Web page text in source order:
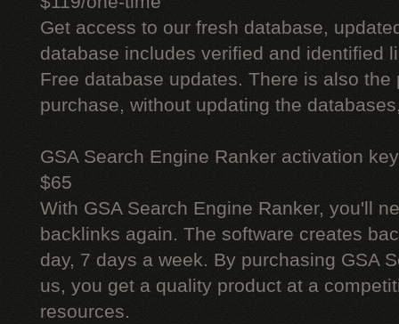
Get access to our fresh database,
database includes verified and identified
Free database updates. There is also
purchase, without updating the
GSA Search Engine Ranker activation key
$65
With GSA Search Engine Ranker, you'll
backlinks again. The software creates
day, 7 days a week. By purchasing GSA
us, you get a quality product at a
resources.